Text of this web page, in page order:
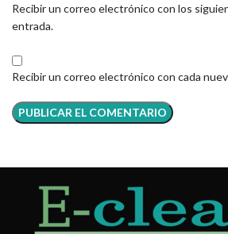
Recibir un correo electrónico con los
entrada.
Recibir un correo electrónico con cada